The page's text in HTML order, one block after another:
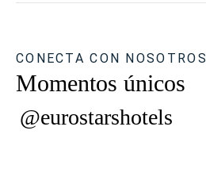
CONECTA CON NOSOTROS
Momentos únicos
@eurostarshotels